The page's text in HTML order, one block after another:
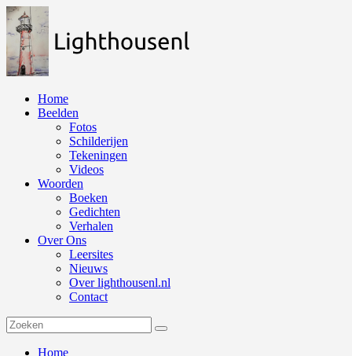
Naar
de
inhoud
springen
Home
Beelden
Fotos
Schilderijen
Tekeningen
Videos
Woorden
Boeken
Gedichten
Verhalen
Over Ons
Leersites
Nieuws
Over lighthousenl.nl
Contact
Home